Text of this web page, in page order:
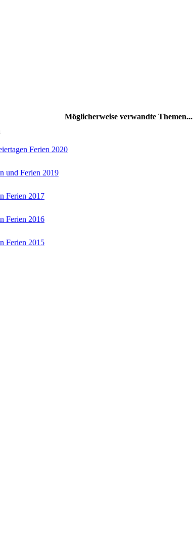
Möglicherweise verwandte Themen...
Ferien 2020
und Ferien 2019
Ferien 2017
Ferien 2016
Ferien 2015